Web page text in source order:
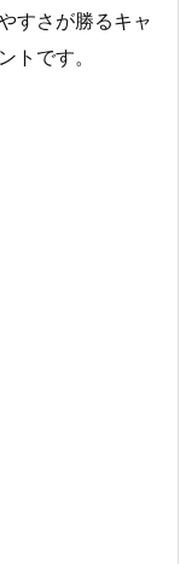
すさが勝るキャ
トです。